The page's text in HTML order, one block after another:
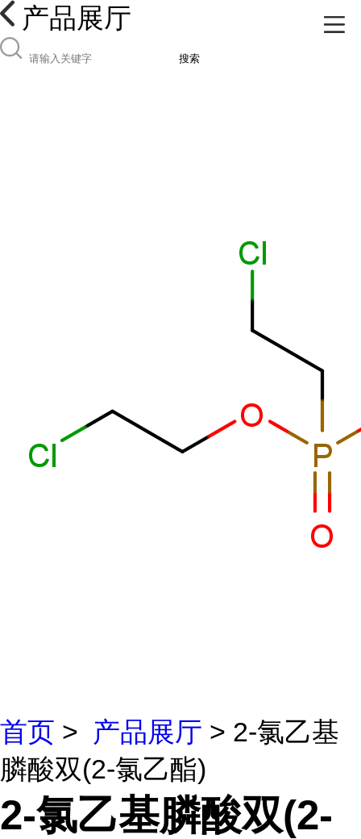
产品展厅
搜索
首页 > 产品展厅 > 2-氯乙基
膦酸双(2-氯乙酯)
2-氯乙基膦酸双(2-